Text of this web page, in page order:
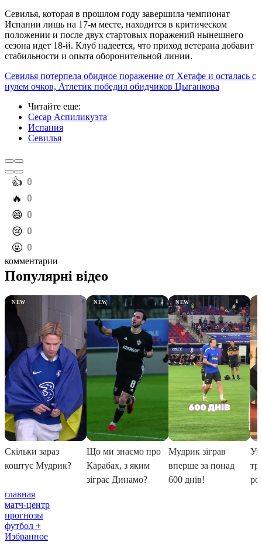
Севилья, которая в прошлом году завершила чемпионат
Испании лишь на 17-м месте, находится в критическом
положении и после двух стартовых поражений нынешнего
сезона идет 18-й. Клуб надеется, что приход ветерана добавит
стабильности и опыта оборонительной линии.
Севилья потерпела обидное поражение от Хетафе и осталась с
нулем очков, Атлетик победил обидчиков Цыганкова
Читайте еще:
Сесар Аспиликуэта
Испания
Севилья
️👍 0
️🔥 0
️😄 0
️😢 0
️🤬 0
комментарии
главная
матч-центр
прогнозы
футбол +
Избранное